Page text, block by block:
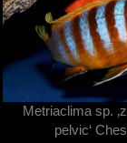
Metriaclima sp.
pelvic‘